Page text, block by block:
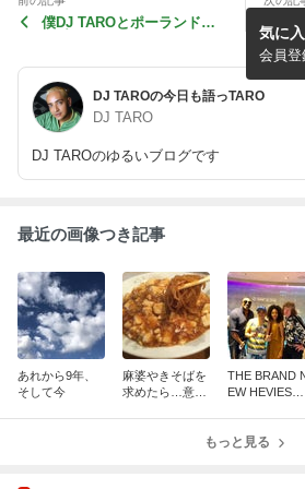
僕DJ TAROとポーランドのD
とう
姉ち
るね
張る
DJ TAROの今日も語っTARO
DJ TARO
DJ TAROのゆるいブログです
気に
会員登
最近の画像つき記事
あれから9年、
そして今
麻婆やきそばを
求めたら…意外
THE BRAND
EW HEVIESが
た！
もっと見る